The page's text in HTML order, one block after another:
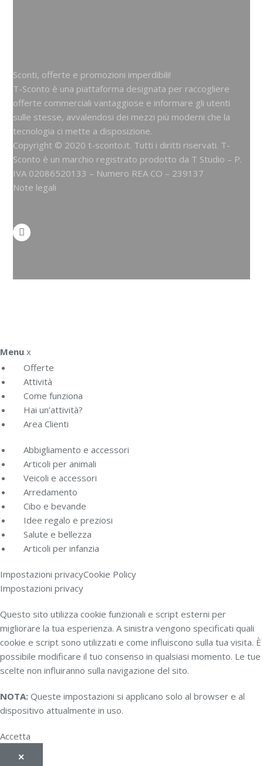
Sconti, offerte e promozioni imperdibili!
T-Sconto è una piattaforma designata per raccogliere
offerte commerciali vantaggiose e informare gli utenti
sulle stesse, avvalendosi dei mezzi più moderni che la
tecnologia ci mette a disposizione.
Copyright © 2020 t-sconto.it. Tutti i diritti riservati. T-
Sconto è un marchio registrato prodotto da T Studio – P.
IVA 02086520133 – Numero REA CO – 239137
Note legali
Menu x
Offerte
Attività
Come funziona
Hai un’attività?
Area Clienti
Abbigliamento e accessori
Articoli per animali
Veicoli e accessori
Arredamento
Cibo e bevande
Idee regalo e preziosi
Salute e bellezza
Articoli per infanzia
Impostazioni privacyCookie Policy
Impostazioni privacy
Questo sito utilizza cookie funzionali e script esterni per
migliorare la tua esperienza. A sinistra vengono specificati quali
cookie e script sono utilizzati e come influiscono sulla tua visita. È
possibile modificare il tuo consenso in qualsiasi momento. Le tue
scelte non influiranno sulla navigazione del sito.
NOTA: Queste impostazioni si applicano solo al browser e al
dispositivo attualmente in uso.
Accetta
✕